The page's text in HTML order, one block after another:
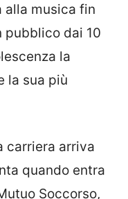
alla musica fin
pubblico dai 10
la
la sua più
carriera arriva
quando entra
Soccorso,